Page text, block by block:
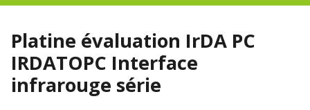
Platine évaluation IrDA PC
IRDATOPC Interface
infrarouge série